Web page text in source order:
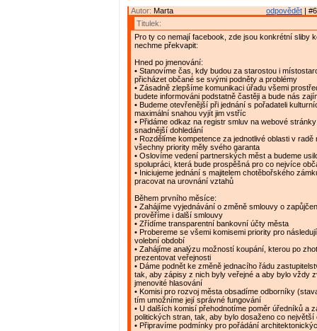
odpovědět |
Autor: Marta
Titulek:
Pro ty co nemají facebook, zde jsou konkrétní sliby
nechme překvapit:
Hned po jmenování:
• Stanovíme čas, kdy budou za starostou i
přicházet občané se svými podněty a problémy
• Zásadně zlepšíme komunikaci úřadu všemi
budete informováni podstatně častěji a bude nás
• Budeme otevřenější při jednání s pořadateli
maximální snahou vyjít jim vstříc
• Přidáme odkaz na registr smluv na webové
snadnější dohledání
• Rozdělíme kompetence za jednotlivé oblasti v radě
všechny priority měly svého garanta
• Oslovíme vedení partnerských měst a budeme
spolupráci, která bude prospěšná pro co nejvíce
• Iniciujeme jednání s majitelem chotěbořského
pracovat na urovnání vztahů
Během prvního měsíce:
• Zahájíme vyjednávání o změně smlouvy o
prověříme i další smlouvy
• Zřídíme transparentní bankovní účty města
• Probereme se všemi komisemi priority pro
volební období
• Zahájíme analýzu možností koupání, kterou po
prezentovat veřejnosti
• Dáme podnět ke změně jednacího řádu
tak, aby zápisy z nich byly veřejné a aby bylo vždy
jmenovité hlasování
• Komisi pro rozvoj města obsadíme odborníky
tím umožníme její správné fungování
• U dalších komisí přehodnotíme poměr úředníků a
politických stran, tak, aby bylo dosaženo co největší
• Připravíme podmínky pro pořádání